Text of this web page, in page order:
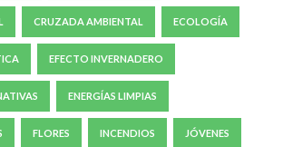
CRUZADA AMBIENTAL ECOLOGÍA
EFECTO INVERNADERO
ENERGÍAS LIMPIAS
FLORES INCENDIOS JÓVENES